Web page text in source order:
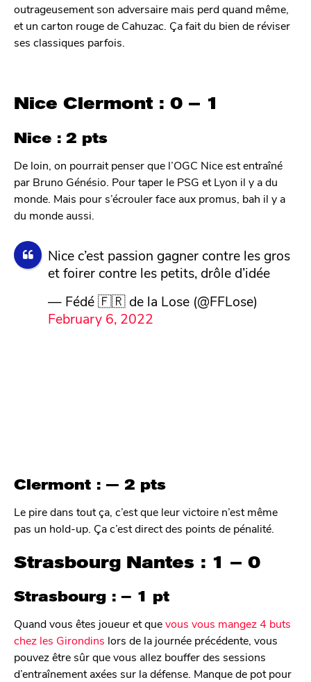
outrageusement son adversaire mais perd quand même,
et un carton rouge de Cahuzac. Ça fait du bien de réviser
ses classiques parfois.
Nice Clermont : 0 – 1
Nice : 2 pts
De loin, on pourrait penser que l’OGC Nice est entraîné
par Bruno Génésio. Pour taper le PSG et Lyon il y a du
monde. Mais pour s’écrouler face aux promus, bah il y a
du monde aussi.
Nice c’est passion gagner contre les gros
et foirer contre les petits, drôle d’idée
— Fédé 🇫🇷 de la Lose (@FFLose)
February 6, 2022
Clermont : — 2 pts
Le pire dans tout ça, c’est que leur victoire n’est même
pas un hold-up. Ça c’est direct des points de pénalité.
Strasbourg Nantes : 1 – 0
Strasbourg : – 1 pt
Quand vous êtes joueur et quevous vous mangez 4 buts
chez les Girondins lors de la journée précédente, vous
pouvez être sûr que vous allez bouffer des sessions
d’entraînement axées sur la défense. Manque de pot pour